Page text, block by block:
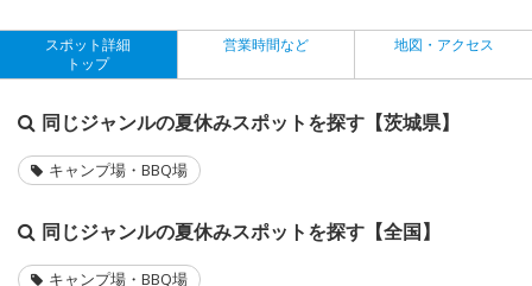
スポット詳細
トップ
営業時間など 地図・アクセス
同じジャンルの夏休みスポットを探す【茨城県】
キャンプ場・BBQ場
同じジャンルの夏休みスポットを探す【全国】
キャンプ場・BBQ場